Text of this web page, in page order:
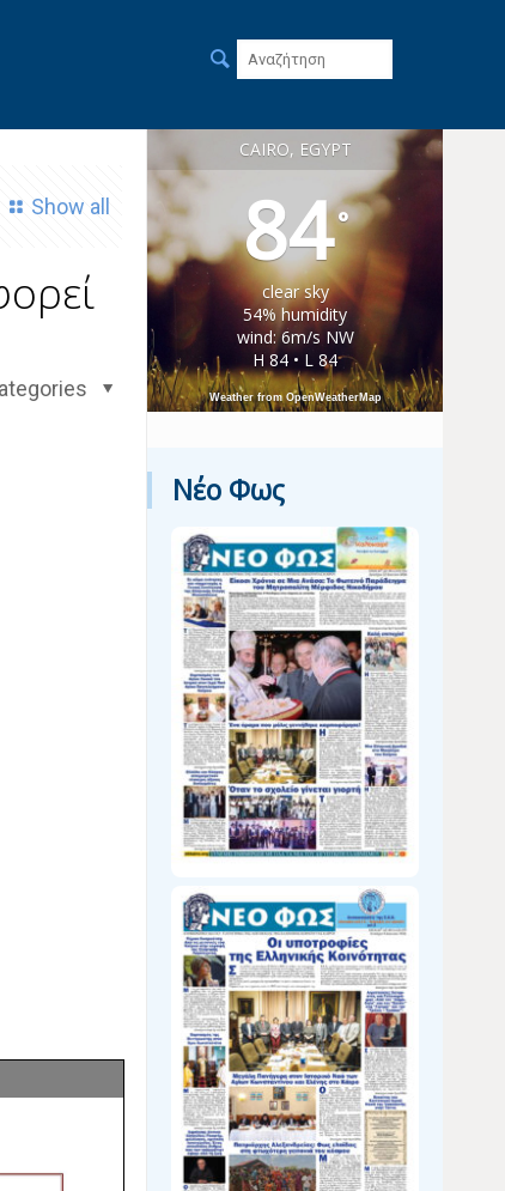
Show all
CAIRO, EGYPT
84°
clear sky
54% humidity
wind: 6m/s NW
H 84 • L 84
Weather from OpenWeatherMap
Νέο Φως